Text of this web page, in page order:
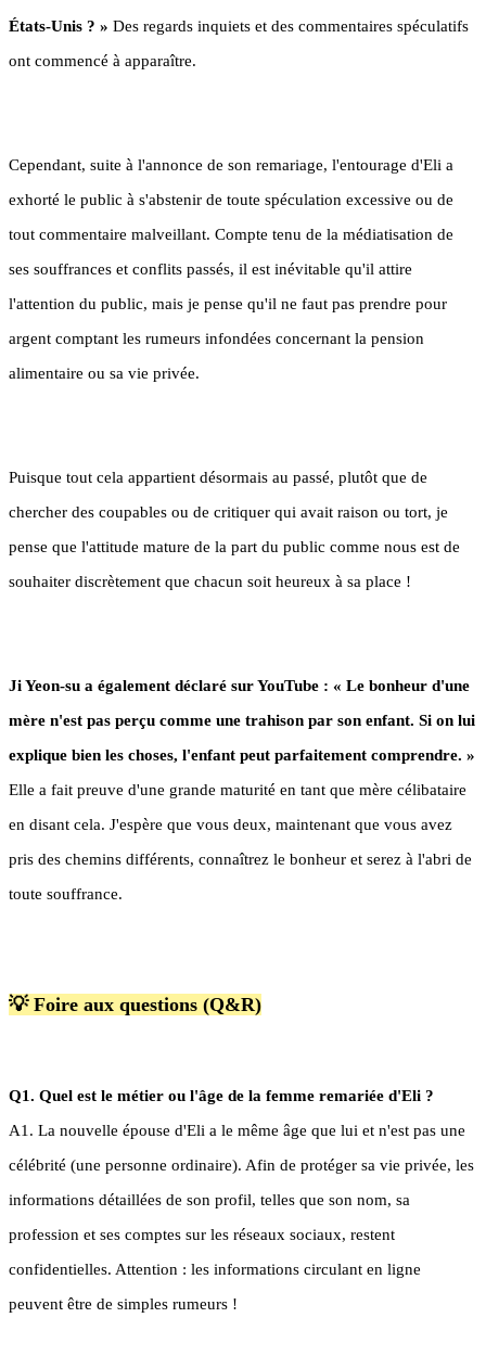
États-Unis ? » Des regards inquiets et des commentaires spéculatifs
ont commencé à apparaître.
Cependant, suite à l'annonce de son remariage, l'entourage d'Eli a
exhorté le public à s'abstenir de toute spéculation excessive ou de
tout commentaire malveillant. Compte tenu de la médiatisation de
ses souffrances et conflits passés, il est inévitable qu'il attire
l'attention du public, mais je pense qu'il ne faut pas prendre pour
argent comptant les rumeurs infondées concernant la pension
alimentaire ou sa vie privée.
Puisque tout cela appartient désormais au passé, plutôt que de
chercher des coupables ou de critiquer qui avait raison ou tort, je
pense que l'attitude mature de la part du public comme nous est de
souhaiter discrètement que chacun soit heureux à sa place !
Ji Yeon-su a également déclaré sur YouTube : « Le bonheur d'une
mère n'est pas perçu comme une trahison par son enfant. Si on lui
explique bien les choses, l'enfant peut parfaitement comprendre. »
Elle a fait preuve d'une grande maturité en tant que mère célibataire
en disant cela. J'espère que vous deux, maintenant que vous avez
pris des chemins différents, connaîtrez le bonheur et serez à l'abri de
toute souffrance.
💡 Foire aux questions (Q&R)
Q1. Quel est le métier ou l'âge de la femme remariée d'Eli ?
A1. La nouvelle épouse d'Eli a le même âge que lui et n'est pas une
célébrité (une personne ordinaire). Afin de protéger sa vie privée, les
informations détaillées de son profil, telles que son nom, sa
profession et ses comptes sur les réseaux sociaux, restent
confidentielles. Attention : les informations circulant en ligne
peuvent être de simples rumeurs !